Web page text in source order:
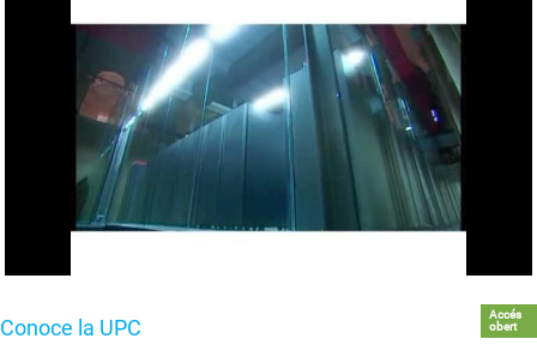
Conoce la UPC
Accés
obert